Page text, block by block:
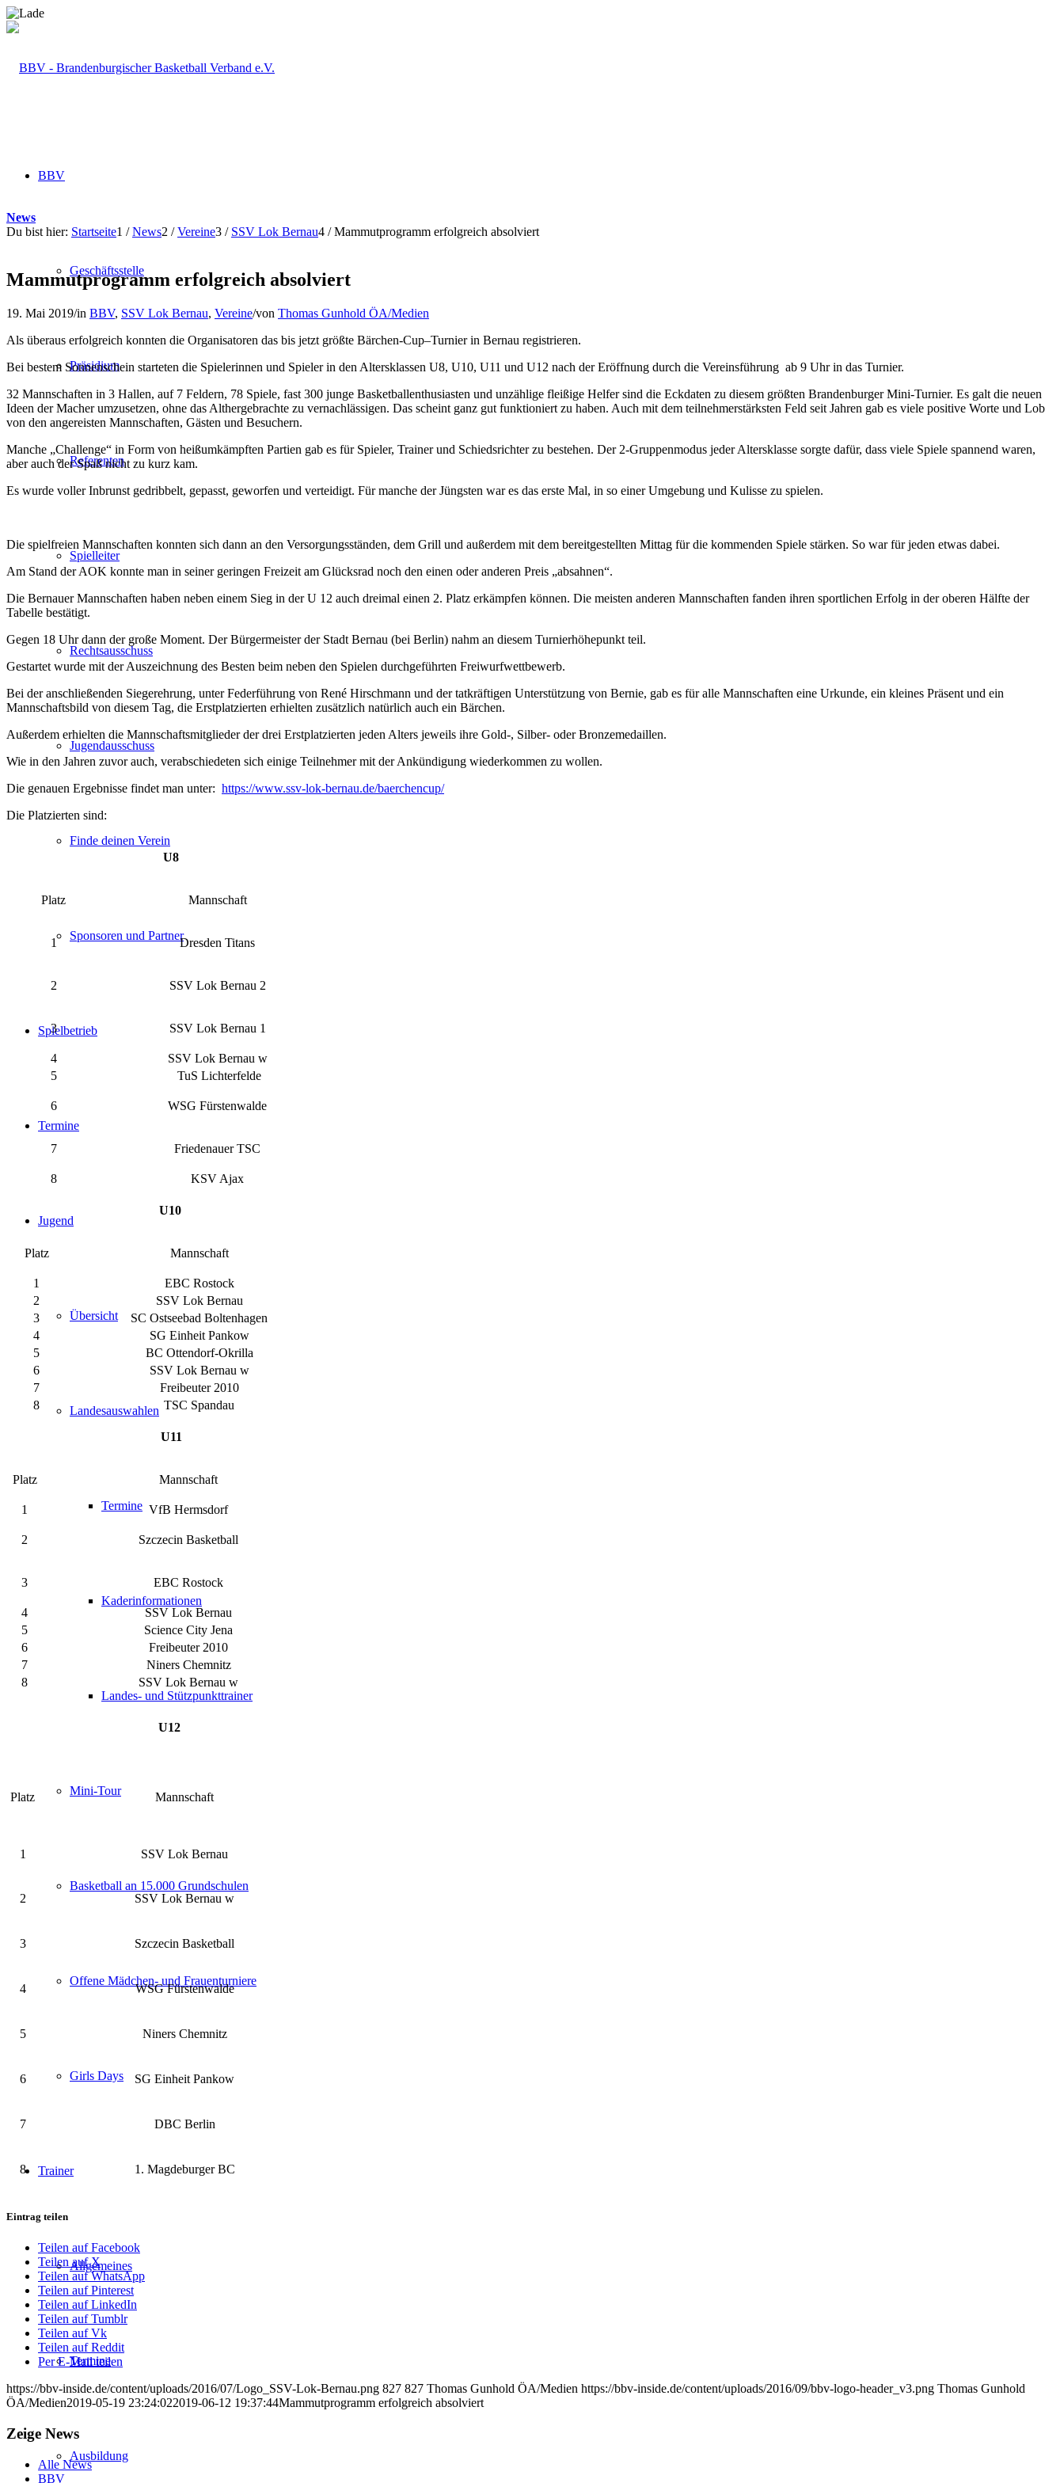
BBV
Geschäftsstelle
Präsidium
Referenten
Spielleiter
Rechtsausschuss
Jugendausschuss
Finde deinen Verein
Sponsoren und Partner
Spielbetrieb
Termine
Jugend
Übersicht
Landesauswahlen
Termine
Kaderinformationen
Landes- und Stützpunkttrainer
Mini-Tour
Basketball an 15.000 Grundschulen
Offene Mädchen- und Frauenturniere
Girls Days
Trainer
Allgemeines
Termine
Ausbildung
News
Du bist hier: Startseite1 / News2 / Vereine3 / SSV Lok Bernau4 / Mammutprogramm erfolgreich absolviert
Mammutprogramm erfolgreich absolviert
19. Mai 2019/in BBV, SSV Lok Bernau, Vereine/von Thomas Gunhold ÖA/Medien
Als überaus erfolgreich konnten die Organisatoren das bis jetzt größte Bärchen-Cup–Turnier in Bernau registrieren.
Bei bestem Sonnenschein starteten die Spielerinnen und Spieler in den Altersklassen U8, U10, U11 und U12 nach der Eröffnung durch die Vereinsführung ab 9 Uhr in das Turnier.
32 Mannschaften in 3 Hallen, auf 7 Feldern, 78 Spiele, fast 300 junge Basketballenthusiasten und unzählige fleißige Helfer sind die Eckdaten zu diesem größten Brandenburger Mini-Turnier. Es galt die neuen
Ideen der Macher umzusetzen, ohne das Althergebrachte zu vernachlässigen. Das scheint ganz gut funktioniert zu haben. Auch mit dem teilnehmerstärksten Feld seit Jahren gab es viele positive Worte und Lob
von den angereisten Mannschaften, Gästen und Besuchern.
Manche „Challenge“ in Form von heißumkämpften Partien gab es für Spieler, Trainer und Schiedsrichter zu bestehen. Der 2-Gruppenmodus jeder Altersklasse sorgte dafür, dass viele Spiele spannend waren,
aber auch der Spaß nicht zu kurz kam.
Es wurde voller Inbrunst gedribbelt, gepasst, geworfen und verteidigt. Für manche der Jüngsten war es das erste Mal, in so einer Umgebung und Kulisse zu spielen.
Die spielfreien Mannschaften konnten sich dann an den Versorgungsständen, dem Grill und außerdem mit dem bereitgestellten Mittag für die kommenden Spiele stärken. So war für jeden etwas dabei.
Am Stand der AOK konnte man in seiner geringen Freizeit am Glücksrad noch den einen oder anderen Preis „absahnen“.
Die Bernauer Mannschaften haben neben einem Sieg in der U 12 auch dreimal einen 2. Platz erkämpfen können. Die meisten anderen Mannschaften fanden ihren sportlichen Erfolg in der oberen Hälfte der
Tabelle bestätigt.
Gegen 18 Uhr dann der große Moment. Der Bürgermeister der Stadt Bernau (bei Berlin) nahm an diesem Turnierhöhepunkt teil.
Gestartet wurde mit der Auszeichnung des Besten beim neben den Spielen durchgeführten Freiwurfwettbewerb.
Bei der anschließenden Siegerehrung, unter Federführung von René Hirschmann und der tatkräftigen Unterstützung von Bernie, gab es für alle Mannschaften eine Urkunde, ein kleines Präsent und ein
Mannschaftsbild von diesem Tag, die Erstplatzierten erhielten zusätzlich natürlich auch ein Bärchen.
Außerdem erhielten die Mannschaftsmitglieder der drei Erstplatzierten jeden Alters jeweils ihre Gold-, Silber- oder Bronzemedaillen.
Wie in den Jahren zuvor auch, verabschiedeten sich einige Teilnehmer mit der Ankündigung wiederkommen zu wollen.
Die genauen Ergebnisse findet man unter: https://www.ssv-lok-bernau.de/baerchencup/
Die Platzierten sind:
U8
Platz Mannschaft
1 Dresden Titans
2 SSV Lok Bernau 2
3 SSV Lok Bernau 1
4
SSV Lok Bernau w
5
TuS Lichterfelde
6 WSG Fürstenwalde
7 Friedenauer TSC
8 KSV Ajax
U10
Platz Mannschaft
1
EBC Rostock
2
SSV Lok Bernau
3
SC Ostseebad Boltenhagen
4
SG Einheit Pankow
5
BC Ottendorf-Okrilla
6
SSV Lok Bernau w
7
Freibeuter 2010
8
TSC Spandau
U11
Platz Mannschaft
1 VfB Hermsdorf
2 Szczecin Basketball
3 EBC Rostock
4
SSV Lok Bernau
5
Science City Jena
6
Freibeuter 2010
7
Niners Chemnitz
8
SSV Lok Bernau w
U12
Platz Mannschaft
1 SSV Lok Bernau
2 SSV Lok Bernau w
3 Szczecin Basketball
4 WSG Fürstenwalde
5 Niners Chemnitz
6 SG Einheit Pankow
7 DBC Berlin
8 1. Magdeburger BC
Eintrag teilen
Teilen auf Facebook
Teilen auf X
Teilen auf WhatsApp
Teilen auf Pinterest
Teilen auf LinkedIn
Teilen auf Tumblr
Teilen auf Vk
Teilen auf Reddit
Per E-Mail teilen
https://bbv-inside.de/content/uploads/2016/07/Logo_SSV-Lok-Bernau.png 827 827 Thomas Gunhold ÖA/Medien https://bbv-inside.de/content/uploads/2016/09/bbv-logo-header_v3.png Thomas Gunhold
ÖA/Medien2019-05-19 23:24:022019-06-12 19:37:44Mammutprogramm erfolgreich absolviert
Zeige News
Alle News
BBV